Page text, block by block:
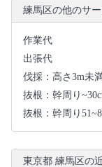
練馬区の他のサ
作業代
出張代
伐採：高さ3m未
抜根：幹周り
抜根：幹周り
東京都 練馬区の